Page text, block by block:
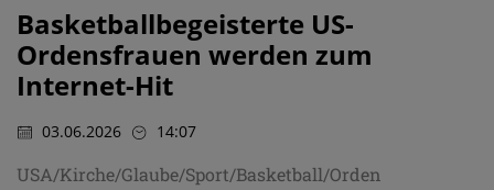
Basketballbegeisterte US-
Ordensfrauen werden zum
Internet-Hit
03.06.2026 14:07
USA/Kirche/Glaube/Sport/Basketball/Orden